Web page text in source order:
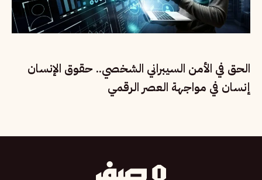
الحق في الأمن السيبراني الشخصي.. حقوق الإنسان
إنسان في مواجهة العصر الرقمي